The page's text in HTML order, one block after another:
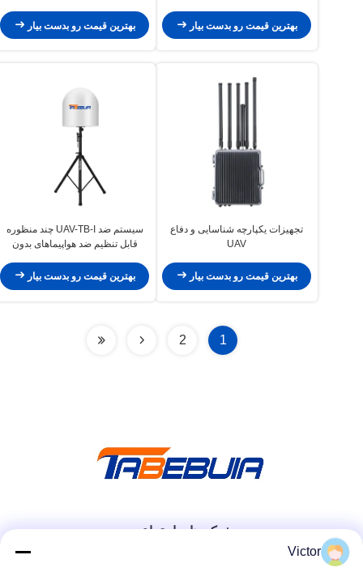
بهترین قیمت رو بدست بیار بهترین قیمت رو بدست بیار
تجهیزات یکپارچه شناسایی و دفاع
UAV
بهترین قیمت رو بدست بیار
سیستم ضد UAV-TB-I چند منظوره
قابل تنظیم ضد هواپیماهای بدون
بهترین قیمت رو بدست بیار
1
2
شبکه های اجتماعی
Victor